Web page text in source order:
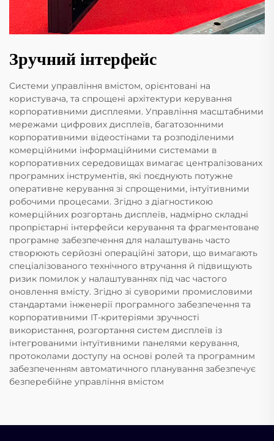
Зручний інтерфейс
Системи управління вмістом, орієнтовані на
користувача, та спрощені архітектури керування
корпоративними дисплеями. Управління масштабними
мережами цифрових дисплеїв, багатозонними
корпоративними відеостінами та розподіленими
комерційними інформаційними системами в
корпоративних середовищах вимагає централізованих
програмних інструментів, які поєднують потужне
оперативне керування зі спрощеними, інтуїтивними
робочими процесами. Згідно з діагностикою
комерційних розгортань дисплеїв, надмірно складні
пропрієтарні інтерфейси керування та фрагментоване
програмне забезпечення для налаштувань часто
створюють серйозні операційні затори, що вимагають
спеціалізованого технічного втручання й підвищують
ризик помилок у налаштуваннях під час частого
оновлення вмісту. Згідно зі суворими промисловими
стандартами інженерії програмного забезпечення та
корпоративними ІТ-критеріями зручності
використання, розгортання систем дисплеїв із
інтегрованими інтуїтивними панелями керування,
протоколами доступу на основі ролей та програмним
забезпеченням автоматичного планування забезпечує
безперебійне управління вмістом